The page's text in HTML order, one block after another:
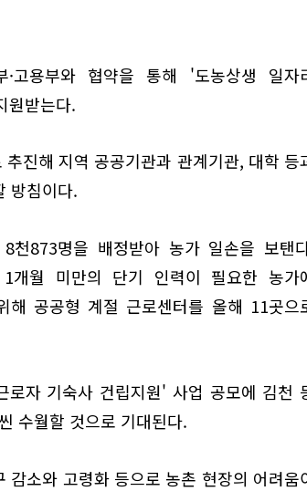
·고용부와 협약을 통해 '도농상생 일자
원받는다.
진해 지역 공공기관과 관계기관, 대학 등
방침이다.
873명을 배정받아 농가 일손을 보탠
개월 미만의 단기 인력이 필요한 농가
공공형 계절 근로센터를 올해 11곳으
자 기숙사 건립지원' 사업 공모에 김천
수월할 것으로 기대된다.
소와 고령화 등으로 농촌 현장의 어려움